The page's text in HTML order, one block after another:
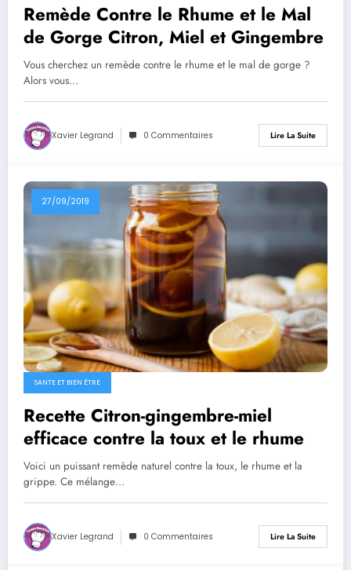
Remède Contre le Rhume et le Mal
de Gorge Citron, Miel et Gingembre
Vous cherchez un remède contre le rhume et le mal de gorge ?
Alors vous…
Xavier Legrand 0 Commentaires Lire La Suite
27/09/2019
SANTE ET BIEN ÊTRE
Recette Citron-gingembre-miel
efficace contre la toux et le rhume
Voici un puissant remède naturel contre la toux, le rhume et la
grippe. Ce mélange…
Xavier Legrand 0 Commentaires Lire La Suite